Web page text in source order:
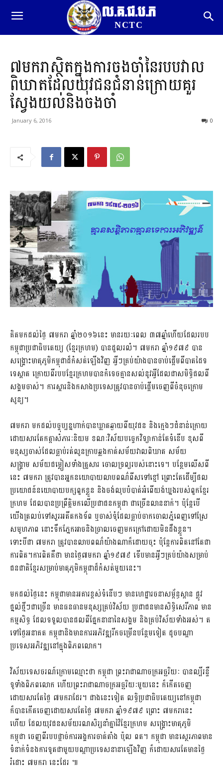
ល.គ.ជ.ប.ភ
NCTC
៧មករាស្ថិតក្នុងការចងចាំនៃរបបវាល
ពិឃាតដែលយុវជនជំនាន់ក្រោយគួរ
ស្វែងយល់​និងចងចាំ
January 6, 2016 0
គិតមកដល់ថ្ងៃ ៧មករា ឆ្នាំ២០១៦នេះ មានរយៈពេល ៣៧ឆ្នាំហើយដែលរបប
កម្ពុជាប្រជាធិបតេយ្យ (ខ្មែរក្រហម) បានដួលរលំ។ ៧មករា ឆ្នាំ១៩៧៩ បាន
សង្គ្រោះមាតុភូមិកម្ពុជាដ៏កំសត់ឡើងវិញ អ្វីៗគ្រប់យ៉ាងបានចាប់ផ្តើមពីបាតដៃទ
ទេស្អាត ក្រោយពីរបបខ្មែរក្រហមបានកំទេចគ្មានសល់នូវអ្វីដែលជាសមិទ្ធិផលពី
សង្គមចាស់។ ការស្តារនិងកសាងប្រទេសត្រូវបានចាប់ផ្តើមចេញពីចំនុចក្រោម
សូន្យ។
៧មករា មកដល់បច្ចុប្បន្នហាក់បានឃ្លាតឆ្ងាយពីយុវជន និងក្មេងៗជំនាន់ក្រោយ​
ដោយសារតែកត្តាសំភារៈនិយម ខណៈវិស័យបច្ចេកវិទ្យាកាន់តែទំនើប ខុសពី
មនុស្សចាស់​ដែលធ្លាប់រត់លូនក្រាបឆ្លងកាត់សម័យវាលពិឃាត សម័យ
សង្គ្រាម សម័យជម្លៀសទាំងគ្រួសារ ចោលទ្រព្យរបស់នោះទេ។ បន្ថែមលើសពី
នេះ ៧មករា ត្រូវបានអ្នកនយោបាយលាបពណ៌ពីសទៅខ្មៅ ព្រោះតែដើម្បីផល
ប្រយោជន៍នយោបាយបក្សពួកខ្លួន និងចង់លុបបំបាត់អំពើយង់ឃ្នងរបស់ពួកខ្មែរ
ក្រហម ដែលបានប្រព្រឹត្តិមកលើប្រជាជនកម្ពុជា ជាច្រើនលាននាក់។ ប៉ុន្តែបើ
យើងត្រលប់ទៅសួរអតីតកងទ័ព ឬចាស់ទុំដែលធ្លាប់ចាកចោលភ្នំពេញទៅស្រែ
សមូហភាព នោះទឹកភ្នែកអាចនិងច្រាលចេញមកក្រៅដោយមិនដឹងខ្លួន។
ទោះបីជា ៧មករា ត្រូវបានលាបពណ៌យ៉ាងណាក៏ដោយចុះ ប៉ុន្តែការពិតនៅតែជា
ការពិត។ការពិតគឺថា មានថ្ងៃ៧មករា ឆ្នាំ១៩៧៩ ទើបមានអ្វីៗគ្រប់យ៉ាងសម្រាប់
ជនជាតិខ្មែរ​សម្រាប់មាតុភូមិកម្ពុជាដ៏កំសត់មួយនេះ។
មកដល់ថ្ងៃនេះ កម្ពុជាមានអគារខ្ពស់ទំនើបៗ មានហេដ្ឋារចនាសម័្ពន្ធស្ពាន ផ្លូវ
ថ្នល់ថ្មីៗជាច្រើន មានធនធានមនុស្សគ្រប់វិស័យ ប្រជាជនមានសិទ្ធិសេរីភាព មាន
កម្មសិទ្ធ ​ដែលទទួលបានផលពីផ្នែកនានានៃសង្គម និងគ្រប់វិស័យទាំងអស់។ ត
ទៅថ្ងៃអនាគត កម្ពុជានិងមានការអភិវឌ្ឍរីកចម្រើនបន្ថែមទៀត ដូចបណ្តា
ប្រទេសអភិវឌ្ឍនៅក្នុងពិភពលោក។
វិស័យទេសចរណ៍ក្រោមឈ្មោះថា កម្ពុជា ព្រះរាជាណាចក្រអច្ឆរិយៈ បានល្បីរន្ទឺ
ទូទាំងពិភពលោក ហើយព្រះរាជាណាចក្រអច្ឆរិយៈមួយនេះ ក៏កើតចេញ
ដោយសារតែថ្ងៃ ៧មករាដែរ។ ជាងនេះទៀត លទ្ធិប្រជាធិបតេយ្យនៅកម្ពុជា
ក៏បានកើតចេញដោយសារតែថ្ងៃ ៧មករា ឆ្នាំ១៩៧៩ ព្រោះ ៧មករានេះ
ហើយ ដែលយុវជនសម័យរណសិរ្សនាំគ្នាវ៉ៃខ្មែរក្រហម សង្គ្រោះមាតុភូមិ
កម្ពុជា ចេញពីរបបផ្តាច់ការអង្គការចាត់តាំង ប៉ុល ពត។ កម្ពុជា មានស្ថេរភាព​​មាន
ទំនាក់ទំនងការទូតជាមួយបណ្តាប្រទេសនានាឡើងវិញ ក៏ដោយសារតែមានថ្ងៃ
រំដោះ ​៧មករា នេះដែរ ៕